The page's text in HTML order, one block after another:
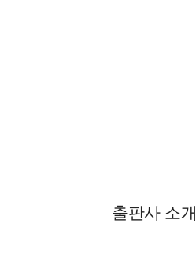
출판사 소개